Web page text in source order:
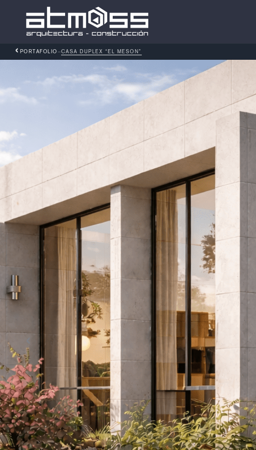
‹ PORTAFOLIO—CASA DUPLEX “EL MESON”
Anterior